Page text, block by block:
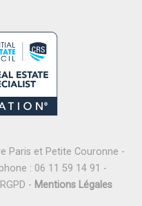
Paris et Petite Couronne -
: 06 11 59 14 91 -
RGPD - Mentions Légales